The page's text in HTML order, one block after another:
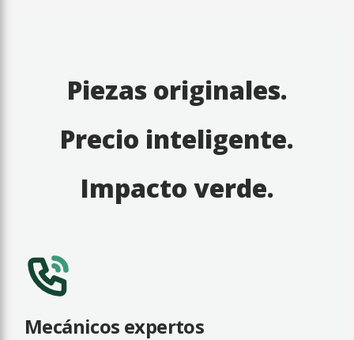
Piezas originales.
Precio inteligente.
Impacto verde.
Mecánicos expertos